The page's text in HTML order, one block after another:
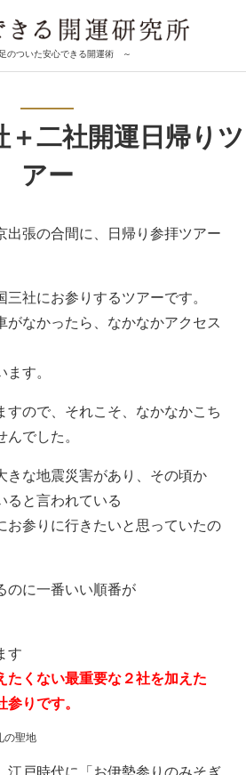
のついた安心できる開運術 ～
＋二社開運日帰りツ
アー
出張の合間に、日帰り参拝ツアー
社にお参りするツアーです。
がなかったら、なかなかアクセス
す。
すので、それこそ、なかなかこち
でした。
きな地震災害があり、その頃か
ると言われている
お参りに行きたいと思っていたの
のに一番いい順番が
す
たくない最重要な２社を加えた
りです。
の聖地
江戸時代に「お伊勢参りのみそぎ